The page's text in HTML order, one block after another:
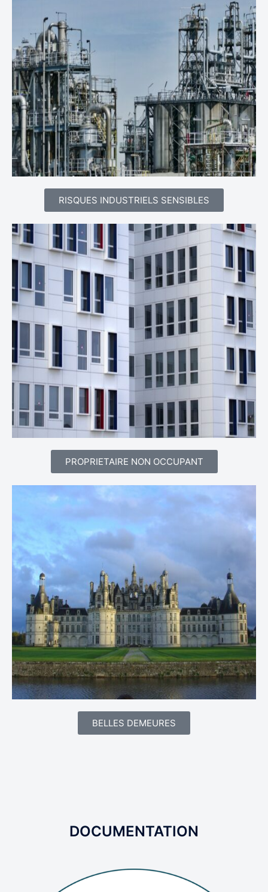
RISQUES INDUSTRIELS SENSIBLES
PROPRIETAIRE NON OCCUPANT
BELLES DEMEURES
DOCUMENTATION